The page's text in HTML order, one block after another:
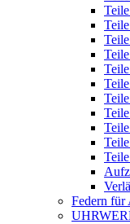
Federn für